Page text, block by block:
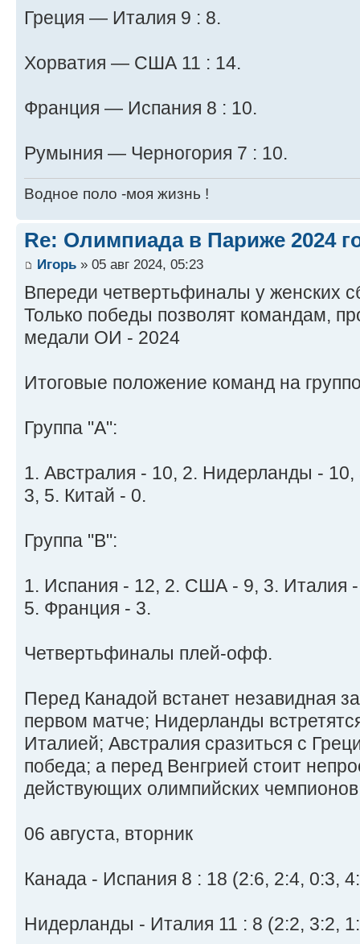
Греция — Италия 9 : 8.
Хорватия — США 11 : 14.
Франция — Испания 8 : 10.
Румыния — Черногория 7 : 10.
Водное поло -моя жизнь !
Re: Олимпиада в Париже 2024
Игорь » 05 авг 2024, 05:23
Впереди четвертьфиналы у женских
Только победы позволят командам,
медали ОИ - 2024
Итоговые положение команд на
Группа "A":
1. Австралия - 10, 2. Нидерланды -
3, 5. Китай - 0.
Группа "B":
1. Испания - 12, 2. США - 9, 3. Италия -
5. Франция - 3.
Четвертьфиналы плей-офф.
Перед Канадой встанет незавидная
первом матче; Нидерланды
Италией; Австралия сразиться с
победа; а перед Венгрией стоит
действующих олимпийских
06 августа, вторник
Канада - Испания 8 : 18 (2:6, 2:4, 0:3,
Нидерланды - Италия 11 : 8 (2:2, 3:2,